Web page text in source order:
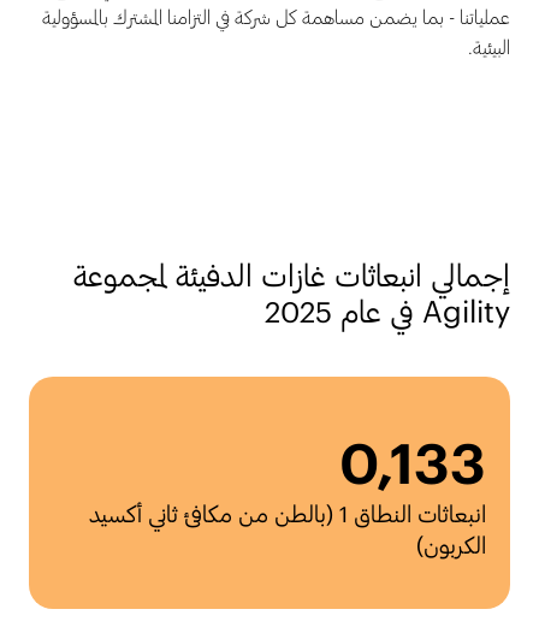
عملياتنا - بما يضمن مساهمة كل شركة في التزامنا المشترك بالمسؤولية
البيئية.
إجمالي انبعاثات غازات الدفيئة لمجموعة
Agility في عام 2025
0,133
انبعاثات النطاق 1 (بالطن من مكافئ ثاني أكسيد
الكربون)